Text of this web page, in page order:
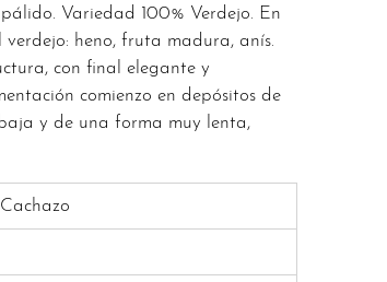
Variedad 100% Verdejo. En
heno, fruta madura, anís.
con final elegante y
comienzo en depósitos de
y de una forma muy lenta,